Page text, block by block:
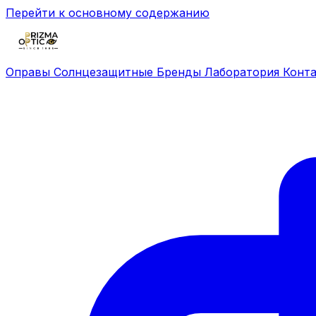
Перейти к основному содержанию
Оправы Солнцезащитные Бренды Лаборатория